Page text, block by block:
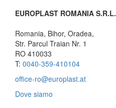
EUROPLAST ROMANIA S.R.L.
Romania, Bihor, Oradea,
Str. Parcul Traian Nr. 1
RO 410033
T: 0040-359-410104
office-ro@europlast.at
Dove siamo